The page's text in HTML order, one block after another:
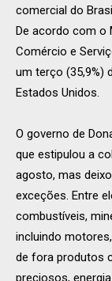
comercial do
De acordo com o
Comércio e
um terço (35,9%)
Estados Unidos.
O governo de
que estipulou a
agosto, mas
exceções. Entre
combustíveis,
incluindo
de fora produtos
preciosos,